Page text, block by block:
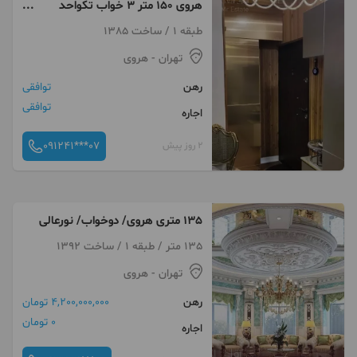
هروی ۱۵۰ متر ۳ خواب تکواحد
بازسازی تخلیه
طبقه 1 / ساخت 1385
تهران - هروی
رهن
توافقی
اجاره
توافقی
2 روز پیش 091241***07
135 متری هروی/ دوخواب/ نورعالی
135 متر / طبقه 1 / ساخت 1392
تهران - هروی
رهن
4,200,000,000 تومان
اجاره
0 تومان